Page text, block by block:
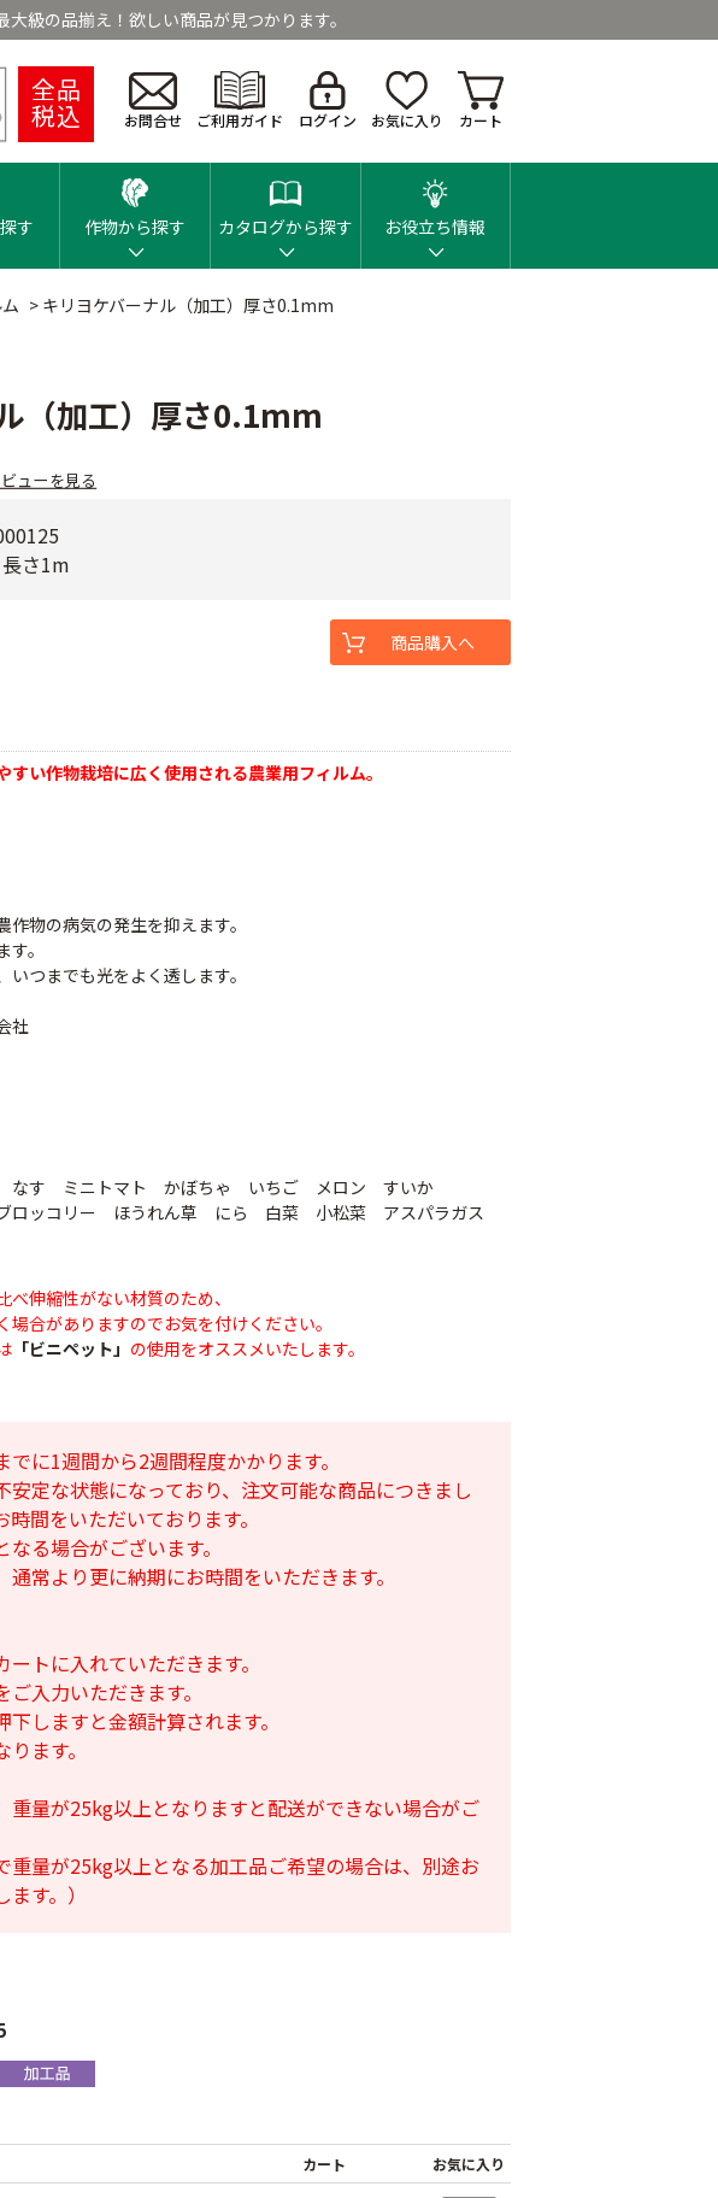
級の品揃え！欲しい商品が見つかります。
全品
税込 お問合せ ご利用ガイド ログイン お気に入り カート
す 作物から探す カタログから探す お役立ち情報
> キリヨケバーナル（加工）厚さ0.1mm
トンネル
￥3,790
POフィルム（AG自
社加工）厚さ
￥10,200
（加工）厚さ0.1mm
ビューを見る
い作物栽培に広く使用される農業用フィルム。
物の病気の発生を抑えます。
。
つまでも光をよく透します。
社
なす ミニトマト かぼちゃ いちご メロン すいか
ッコリー ほうれん草 にら 白菜 小松菜 アスパラガス
伸縮性がない材質のため、
合がありますのでお気を付けください。
「ビニペット」 の使用をオススメいたします。
に1週間から2週間程度かかります。
安定な状態になっており、注文可能な商品につきまし
間をいただいております。
る場合がございます。
常より更に納期にお時間をいただきます。
トに入れていただきます。
入力いただきます。
下しますと金額計算されます。
ます。
量が25kg以上となりますと配送ができない場合がご
重量が25kg以上となる加工品ご希望の場合は、別途お
す。）
さ1m
商品購入へ
カート お気に入り